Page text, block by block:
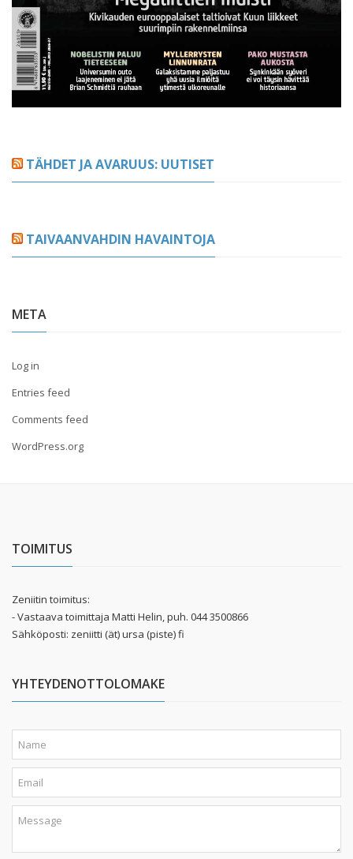
TÄHDET JA AVARUUS: UUTISET
TAIVAANVAHDIN HAVAINTOJA
META
Log in
Entries feed
Comments feed
WordPress.org
TOIMITUS
Zeniitin toimitus:
- Vastaava toimittaja Matti Helin, puh. 044 3500866
Sähköposti: zeniitti (ät) ursa (piste) fi
YHTEYDENOTTOLOMAKE